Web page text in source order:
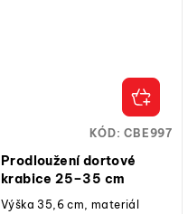
Prodloužení dortové
krabice 25–35 cm
Výška 35,6 cm, materiál
KÓD:CBE997